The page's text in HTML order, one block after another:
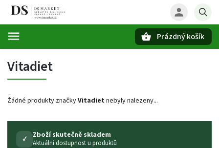
Prázdný košík
Vitadiet
Žádné produkty značkyVitadietnebyly nalezeny...
✓ Zboží skutečně skladem
Aktuální dostupnost u produktů